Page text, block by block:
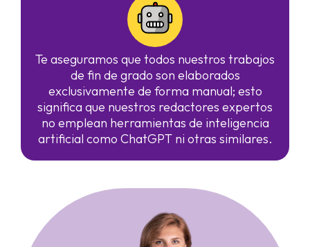
Te aseguramos que todos nuestros trabajos
de fin de grado son elaborados
exclusivamente de forma manual; esto
significa que nuestros redactores expertos
no emplean herramientas de inteligencia
artificial como ChatGPT ni otras similares.